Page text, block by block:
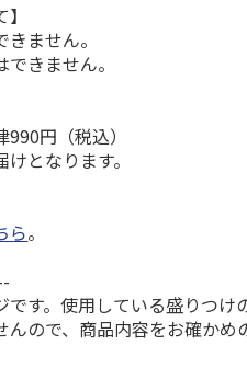
平 日本人最多53試
合連続出塁記念 コ
イ…
ません。
きません。
円（税込）
となります。
ら。
す。使用している盛りつけ
んので、商品内容をお確かめ